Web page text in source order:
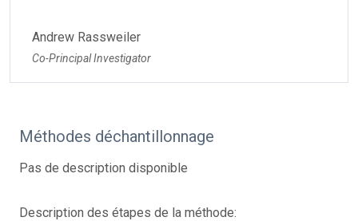
Andrew Rassweiler
Co-Principal Investigator
Méthodes déchantillonnage
Pas de description disponible
Description des étapes de la méthode: